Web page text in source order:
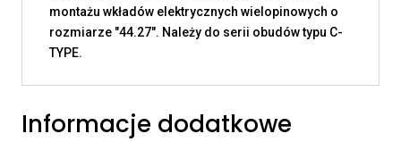
montażu wkładów elektrycznych wielopinowych o
rozmiarze "44.27". Należy do serii obudów typu C-
TYPE.
Informacje dodatkowe